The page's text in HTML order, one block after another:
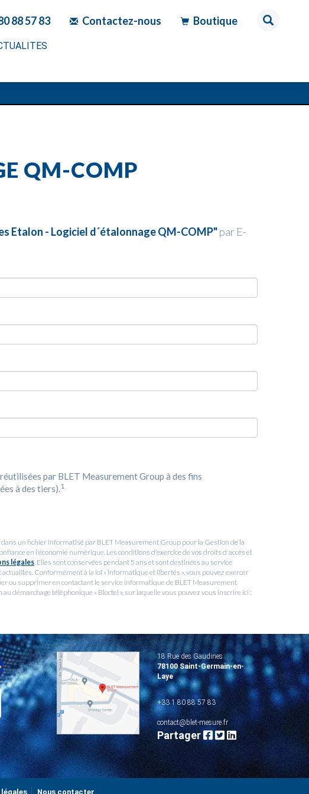
88 57 83 Contactez-nous Boutique
QM-COMP
Etalon - Logiciel d´étalonnage QM-COMP"par E-
par BLET Measurement Group à des fins
à des tiers).1
un fichier informatisé par BLET Measurement Group pour la Gestion de la
en l'économie numérique. Les conditions d'exercice de vos droits d'accès et
légales. Elles sont conservées pendant 5 ans et sont destinées au service
Conformément à la loi « informatique et libertés », vous pouvez exercer
ou supprimer en contactant le service informatique de BLET Measurement
démarchage téléphonique « Bloctel », sur laquelle vous pouvez vous inscrire ici :
18 Rue des Gaudines
78100 Saint-Germain-en-
Laye
+33 1 80 88 57 83
contact@blet-mesure.fr
Partager
Nous contacter